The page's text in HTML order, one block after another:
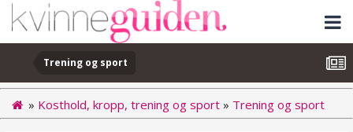
Trening og sport
» Kosthold, kropp, trening og sport » Trening og sport